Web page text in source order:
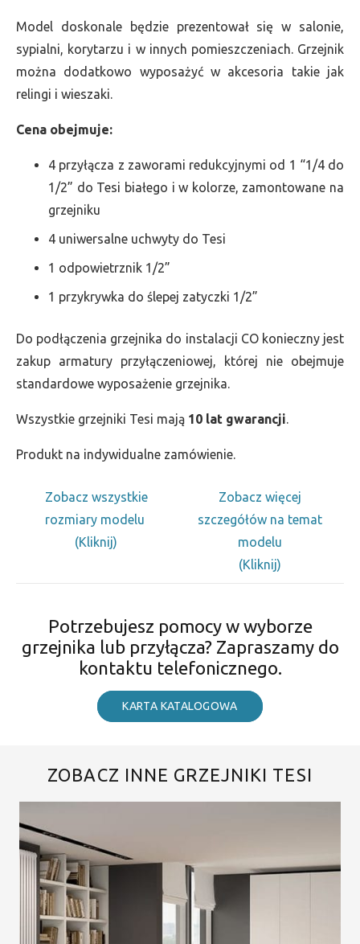
Model doskonale będzie prezentował się w salonie,
sypialni, korytarzu i w innych pomieszczeniach. Grzejnik
można dodatkowo wyposażyć w akcesoria takie jak
relingi i wieszaki.
Cena obejmuje:
4 przyłącza z zaworami redukcyjnymi od 1 “1/4 do
1/2” do Tesi białego i w kolorze, zamontowane na
grzejniku
4 uniwersalne uchwyty do Tesi
1 odpowietrznik 1/2”
1 przykrywka do ślepej zatyczki 1/2”
Do podłączenia grzejnika do instalacji CO konieczny jest
zakup armatury przyłączeniowej, której nie obejmuje
standardowe wyposażenie grzejnika.
Wszystkie grzejniki Tesi mają 10 lat gwarancji.
Produkt na indywidualne zamówienie.
Zobacz wszystkie
rozmiary modelu
(Kliknij)
Zobacz więcej
szczegółów na temat
modelu
(Kliknij)
Potrzebujesz pomocy w wyborze
grzejnika lub przyłącza? Zapraszamy do
kontaktu telefonicznego.
KARTA KATALOGOWA
ZOBACZ INNE GRZEJNIKI TESI